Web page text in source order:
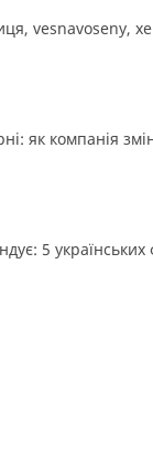
vesnavoseny,
як компанія
5 українських